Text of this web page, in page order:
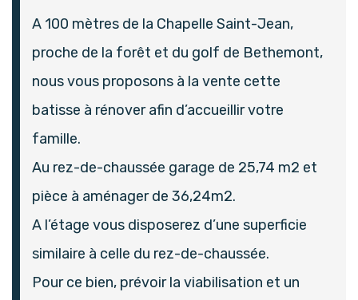
A 100 mètres de la Chapelle Saint-Jean,
proche de la forêt et du golf de Bethemont,
nous vous proposons à la vente cette
batisse à rénover afin d’accueillir votre
famille.
Au rez-de-chaussée garage de 25,74 m2 et
pièce à aménager de 36,24m2.
A l’étage vous disposerez d’une superficie
similaire à celle du rez-de-chaussée.
Pour ce bien, prévoir la viabilisation et un